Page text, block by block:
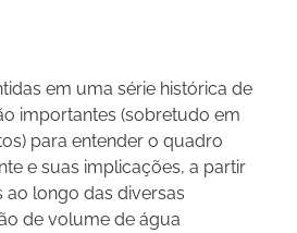
em uma série histórica de
importantes (sobretudo em
para entender o quadro
e suas implicações, a partir
ao longo das diversas
de volume de água